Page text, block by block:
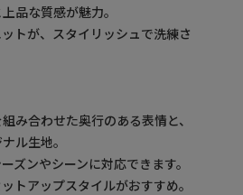
品な質感が魅力。
トが、スタイリッシュで洗練さ
み合わせた奥行のある表情と、
ル生地。
ズンやシーンに対応できます。
トアップスタイルがおすすめ。